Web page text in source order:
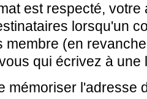
est respecté,
lorsqu'un
membre (en
qui écrivez à
mémoriser l'adresse